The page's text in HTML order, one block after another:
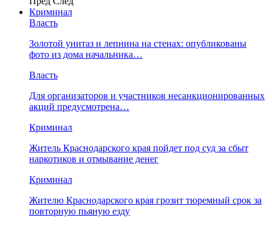
Криминал
Власть
​Золотой унитаз и лепнина на стенах: опубликованы
фото из дома начальника…
Власть
Для организаторов и участников несанкционированных
акций предусмотрена…
Криминал
Житель Краснодарского края пойдет под суд за сбыт
наркотиков и отмывание денег
Криминал
Жителю Краснодарского края грозит тюремный срок за
повторную пьяную езду